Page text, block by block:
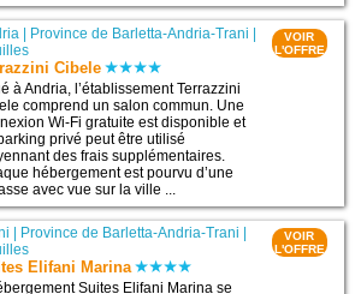
Province de Barletta-Andria-Trani
Cibele
à Andria, l’établissement Terrazzini
comprend un salon commun. Une
Wi-Fi gratuite est disponible et
privé peut être utilisé
des frais supplémentaires.
hébergement est pourvu d’une
avec vue sur la ville ...
VOIR
L'OFFRE
Province de Barletta-Andria-Trani
Elifani Marina
Suites Elifani Marina se
VOIR
L'OFFRE